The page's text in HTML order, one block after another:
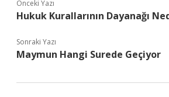
Önceki Yazı
Hukuk Kurallarının Dayanağı
Sonraki Yazı
Maymun Hangi Surede Geçiyor